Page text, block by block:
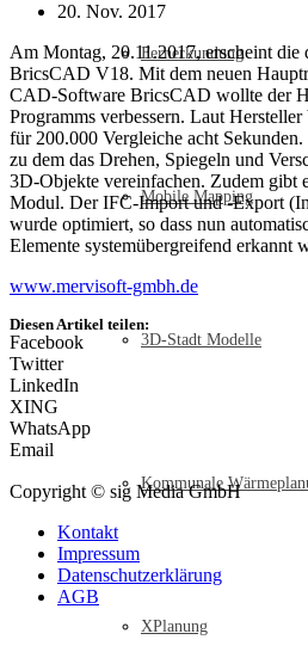
Fernerkundung
Mobile Mapping
3D-Stadt Modelle
Kommunale
XPlanung
20. Nov. 2017
Am Montag, 20.11.2017, erscheint die
BricsCAD V18. Mit dem neuen
CAD-Software BricsCAD wollte der
Programms verbessern. Laut
für 200.000 Vergleiche acht
zu dem das Drehen, Spiegeln und
3D-Objekte vereinfachen. Zudem gibt
Modul. Der IFC-Import und -Export
wurde optimiert, so dass nun
Elemente systemübergreifend erkannt
www.mervisoft-gmbh.de
Diesen Artikel teilen:
Facebook
Twitter
LinkedIn
XING
WhatsApp
Email
Copyright © sig Media GmbH
Kontakt
Impressum
Datenschutzerklärung
AGB